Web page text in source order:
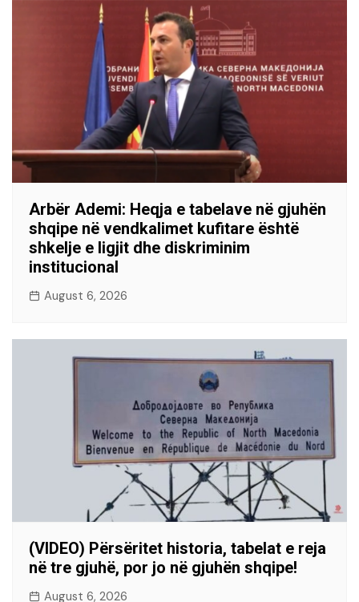
Arbër Ademi: Heqja e tabelave në gjuhën
shqipe në vendkalimet kufitare është
shkelje e ligjit dhe diskriminim
institucional
August 6, 2026
(VIDEO) Përsëritet historia, tabelat e reja
në tre gjuhë, por jo në gjuhën shqipe!
August 6, 2026